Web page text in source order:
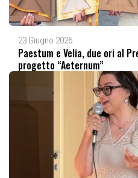
23 Giugno 2026
Paestum e Velia, due ori al
progetto “Aeternum”